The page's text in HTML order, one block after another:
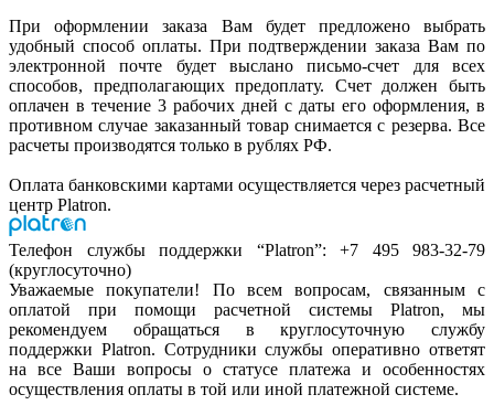
При оформлении заказа Вам будет предложено выбрать
удобный способ оплаты. При подтверждении заказа Вам по
электронной почте будет выслано письмо-счет для всех
способов, предполагающих предоплату. Счет должен быть
оплачен в течение 3 рабочих дней с даты его оформления, в
противном случае заказанный товар снимается с резерва. Все
расчеты производятся только в рублях РФ.
Оплата банковскими картами осуществляется через расчетный
центр Platron.
Телефон службы поддержки “Platron”: +7 495 983-32-79
(круглосуточно)
Уважаемые покупатели! По всем вопросам, связанным с
оплатой при помощи расчетной системы Platron, мы
рекомендуем обращаться в круглосуточную службу
поддержки Platron. Сотрудники службы оперативно ответят
на все Ваши вопросы о статусе платежа и особенностях
осуществления оплаты в той или иной платежной системе.